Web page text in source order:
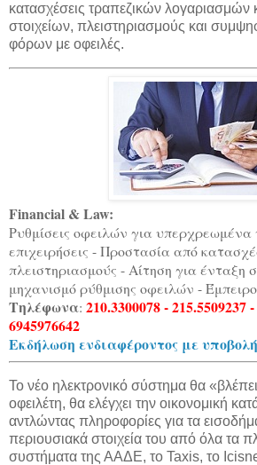
κατασχέσεις τραπεζικών λογαριασμών
στοιχείων, πλειστηριασμούς και
φόρων με οφειλές.
Financial & Law:
Ρυθμίσεις οφειλών για υπερχρεωμένα
επιχειρήσεις - Προστασία από
πλειστηριασμούς - Αίτηση για ένταξη
μηχανισμό ρύθμισης οφειλών -
Τηλέφωνα: 210.3300078 - 215.5509237
6945976642
Εκδήλωση ενδιαφέροντος με
Το νέο ηλεκτρονικό σύστημα θα
οφειλέτη, θα ελέγχει την οικονομική
αντλώντας πληροφορίες για τα
περιουσιακά στοιχεία του από όλα τα
συστήματα της ΑΑΔΕ, το Taxis, το